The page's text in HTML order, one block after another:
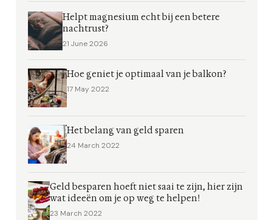
Helpt magnesium echt bij een betere
nachtrust?
21 June 2026
Hoe geniet je optimaal van je balkon?
17 May 2022
Het belang van geld sparen
24 March 2022
Geld besparen hoeft niet saai te zijn, hier zijn
wat ideeën om je op weg te helpen!
23 March 2022